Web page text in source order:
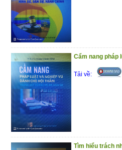
Phần I : Hỏi – đáp
phần trả lời được
chương trong Luật
Phần II : Một số văn
y tế
Trân trọng giới thiệu
(10/12/2020)
Cẩm nang pháp
Tải về:
Tìm hiểu trách